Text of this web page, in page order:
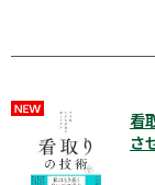
看
さ